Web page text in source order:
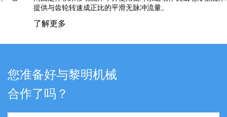
提供与齿轮转速成正比的平滑无脉冲流量。
了解更多
您准备好与黎明机械
合作了吗？